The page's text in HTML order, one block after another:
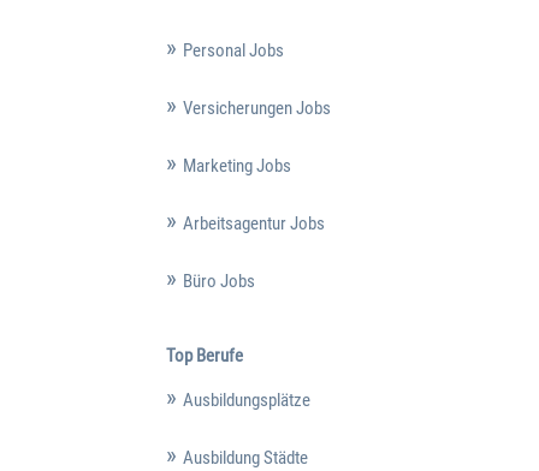
Personal Jobs
Versicherungen Jobs
Marketing Jobs
Arbeitsagentur Jobs
Büro Jobs
Top Berufe
Ausbildungsplätze
Ausbildung Städte